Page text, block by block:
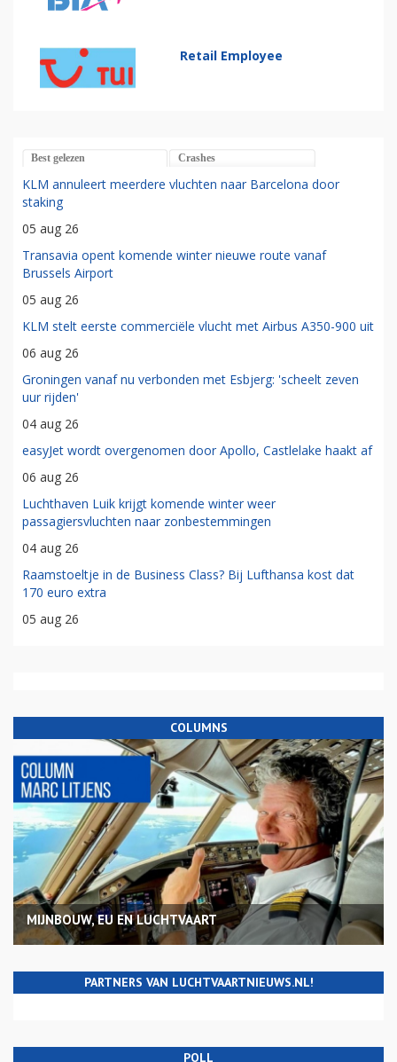
Retail Employee
Best gelezen Crashes
KLM annuleert meerdere vluchten naar Barcelona door
staking
05 aug 26
Transavia opent komende winter nieuwe route vanaf
Brussels Airport
05 aug 26
KLM stelt eerste commerciële vlucht met Airbus A350-900 uit
06 aug 26
Groningen vanaf nu verbonden met Esbjerg: 'scheelt zeven
uur rijden'
04 aug 26
easyJet wordt overgenomen door Apollo, Castlelake haakt af
06 aug 26
Luchthaven Luik krijgt komende winter weer
passagiersvluchten naar zonbestemmingen
04 aug 26
Raamstoeltje in de Business Class? Bij Lufthansa kost dat
170 euro extra
05 aug 26
COLUMNS
MIJNBOUW, EU EN LUCHTVAART
PARTNERS VAN LUCHTVAARTNIEUWS.NL!
POLL